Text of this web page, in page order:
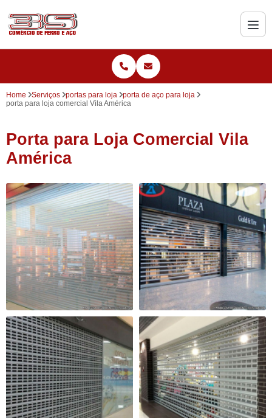
Home Serviços portas para loja
porta de aço para loja
porta para loja comercial Vila América
Porta para Loja Comercial Vila
América